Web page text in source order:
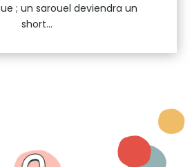
; un sarouel deviendra un
short…